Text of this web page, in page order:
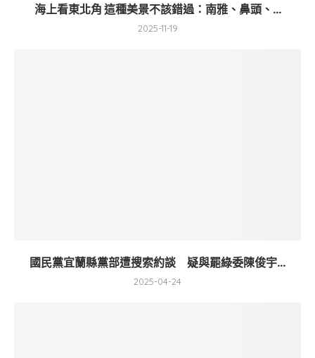
海上看東北角 這種美景不該錯過：南雅、鼻頭、...
2025-11-19
國民黨宜蘭縣黨部遭搜索約談 疑與罷綠委陳俊宇...
2025-04-24